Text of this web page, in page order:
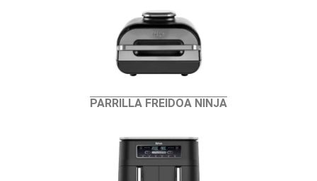
PARRILLA FREIDOA NINJA